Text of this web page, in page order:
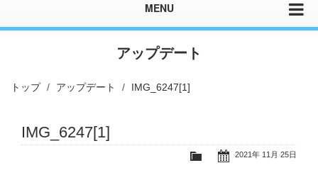
MENU
アップデート
トップ アップデート IMG_6247[1]
IMG_6247[1]
2021年 11月 25日